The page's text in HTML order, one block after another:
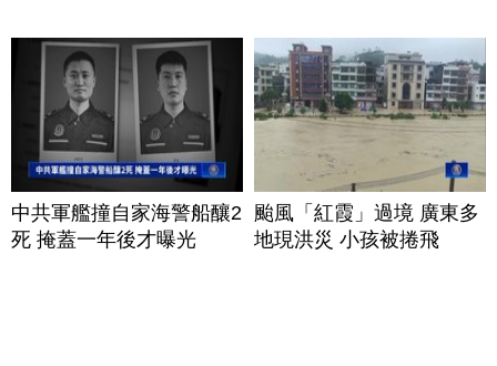
中共軍艦撞自家海警船釀2
死 掩蓋一年後才曝光
颱風「紅霞」過境 廣東多
地現洪災 小孩被捲飛